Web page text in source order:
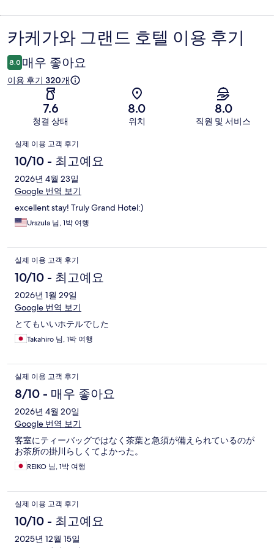
이
용
후
카케가와 그랜드 호텔 이용 후기
8.0 매우 좋아요
이용 후기 320개
7.6
청결 상태
8.0
위치
8.0
직원 및 서비스
이
용
후
기
실제 이용 고객 후기
10/10 - 최고예요
2026년 4월 23일
Google 번역 보기
excellent stay! Truly Grand Hotel:)
Urszula 님, 1박 여행
실제 이용 고객 후기
10/10 - 최고예요
2026년 1월 29일
Google 번역 보기
とてもいいホテルでした
Takahiro 님, 1박 여행
실제 이용 고객 후기
8/10 - 매우 좋아요
2026년 4월 20일
Google 번역 보기
客室にティーバッグではなく茶葉と急須が備えられているのが
お茶所の掛川らしくてよかった。
REIKO 님, 1박 여행
실제 이용 고객 후기
10/10 - 최고예요
2025년 12월 15일